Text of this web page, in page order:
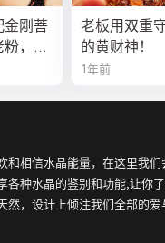
金刚菩
，都
老板用双重
的黄财神！
1年前
和相信水晶能量，在这里我
各种水晶的鉴别和功能,让你
然，设计上倾注我们全部的爱